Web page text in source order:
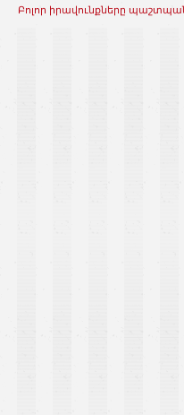
Բոլոր իրավունքները